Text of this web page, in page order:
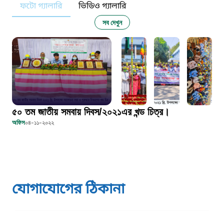
নারী ও শিশু নির্যাতন প্রতিরোধ
১০৬
দুদক
১০২
দুর্যোগের আগাম বার্তা
ফটো গ্যালারি ভিডিও গ্যালারি
সব দেখুন
৫০ তম জাতীয় সমবায় দিবস/২০২১এর খন্ড চিত্র।
অফিস০৪-১১-২০২২
যোগাযোগের ঠিকানা